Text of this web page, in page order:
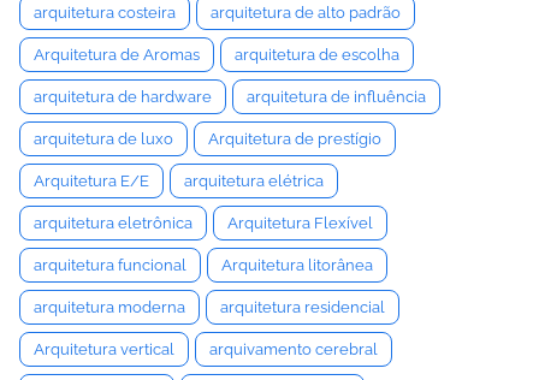
arquitetura costeira arquitetura de alto padrão
Arquitetura de Aromas arquitetura de escolha
arquitetura de hardware arquitetura de influência
arquitetura de luxo Arquitetura de prestígio
Arquitetura E/E arquitetura elétrica
arquitetura eletrônica Arquitetura Flexível
arquitetura funcional Arquitetura litorânea
arquitetura moderna arquitetura residencial
Arquitetura vertical arquivamento cerebral